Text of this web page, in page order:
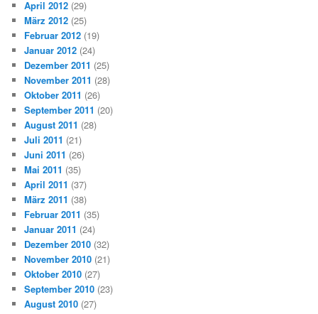
April 2012 (29)
März 2012 (25)
Februar 2012 (19)
Januar 2012 (24)
Dezember 2011 (25)
November 2011 (28)
Oktober 2011 (26)
September 2011 (20)
August 2011 (28)
Juli 2011 (21)
Juni 2011 (26)
Mai 2011 (35)
April 2011 (37)
März 2011 (38)
Februar 2011 (35)
Januar 2011 (24)
Dezember 2010 (32)
November 2010 (21)
Oktober 2010 (27)
September 2010 (23)
August 2010 (27)